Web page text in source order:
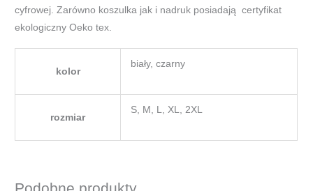
cyfrowej. Zarówno koszulka jak i nadruk posiadają certyfikat
ekologiczny Oeko tex.
kolor
biały, czarny
rozmiar
S, M, L, XL, 2XL
Podobne produkty